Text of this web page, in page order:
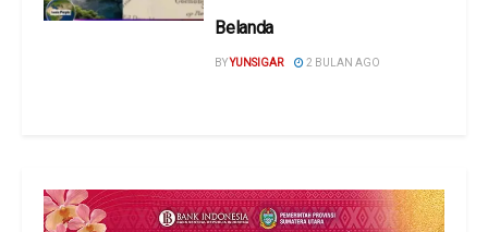
Belanda
BYYUNSIGAR 2 BULAN AGO